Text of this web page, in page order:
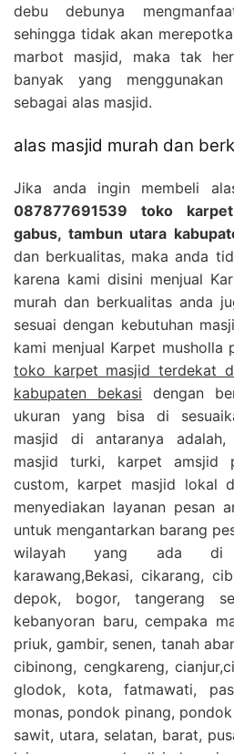
debu debunya
sehingga tidak akan
marbot masjid, maka tak
banyak yang
sebagai alas masjid.
alas masjid murah dan
Jika anda ingin membeli
087877691539 toko
gabus, tambun utara
dan berkualitas, maka anda
karena kami disini menjual
murah dan berkualitas anda
sesuai dengan kebutuhan
kami menjual Karpet musholla
toko karpet masjid terdekat
kabupaten bekasi dengan
ukuran yang bisa di
masjid di antaranya
masjid turki, karpet amsjid
custom, karpet masjid lokal
menyediakan layanan pesan
untuk mengantarkan barang
wilayah yang ada di
karawang,Bekasi, cikarang,
depok, bogor, tangerang
kebanyoran baru, cempaka
priuk, gambir, senen, tanah
cibinong, cengkareng,
glodok, kota, fatmawati,
monas, pondok pinang,
sawit, utara, selatan, barat,